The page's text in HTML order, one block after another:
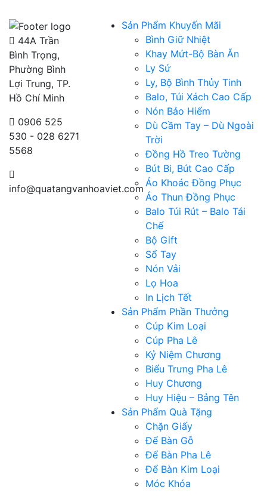
44A Trần
Bình Trọng,
Phường Bình
Lợi Trung, TP.
Hồ Chí Minh
0906 525
530 - 028 6271
5568
info@quatangvanhoaviet.com
Sản Phẩm Khuyến Mãi
Bình Giữ Nhiệt
Khay Mứt-Bộ Bàn Ăn
Ly Sứ
Ly, Bộ Bình Thủy Tinh
Balo, Túi Xách Cao Cấp
Nón Bảo Hiểm
Dù Cầm Tay – Dù Ngoài
Trời
Đồng Hồ Treo Tường
Bút Bi, Bút Cao Cấp
Áo Khoác Đồng Phục
Áo Thun Đồng Phục
Balo Túi Rút – Balo Tái
Chế
Bộ Gift
Sổ Tay
Nón Vải
Lọ Hoa
In Lịch Tết
Sản Phẩm Phần Thưởng
Cúp Kim Loại
Cúp Pha Lê
Kỷ Niệm Chương
Biểu Trưng Pha Lê
Huy Chương
Huy Hiệu – Bảng Tên
Sản Phẩm Quà Tặng
Chặn Giấy
Để Bàn Gỗ
Để Bàn Pha Lê
Để Bàn Kim Loại
Móc Khóa